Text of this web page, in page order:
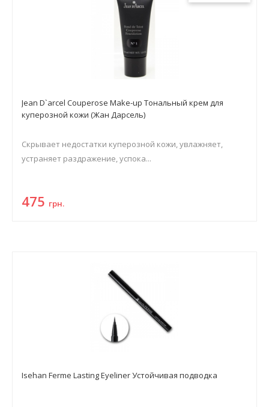
Jean D`arcel Couperose Make-up Тональный крем для
куперозной кожи (Жан Дарсель)
Скрывает недостатки куперозной кожи, увлажняет,
устраняет раздражение, успока...
475 грн.
Isehan Ferme Lasting Eyeliner Устойчивая подводка